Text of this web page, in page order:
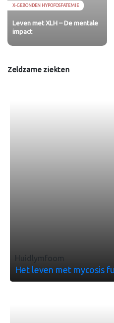
X-GEBONDEN HYPOFOSFATEMIE
Leven met XLH – De mentale
impact
Zeldzame ziekten
Huidlymfoom
Het leven met mycosis